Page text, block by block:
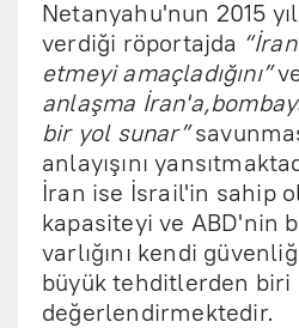
Netanyahu'nun 2015
verdiği röportajda
etmeyi amaçladığını”
anlaşma
bir yol sunar”
anlayışını
İran ise İsrail'in sahip
kapasiteyi ve ABD'nin
varlığını kendi
büyük tehditlerden biri
değerlendirmektedir.